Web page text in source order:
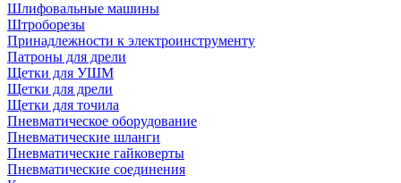
Шлифовальные машины
Штроборезы
Принадлежности к электроинструменту
Патроны для дрели
Щетки для УШМ
Щетки для дрели
Щетки для точила
Пневматическое оборудование
Пневматические шланги
Пневматические гайковерты
Пневматические соединения